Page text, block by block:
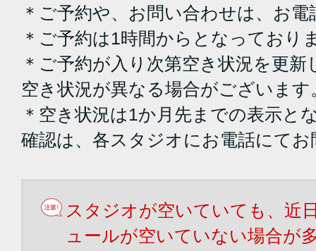
＊ご予約や、お問い合わせは、お
＊ご予約は1時間からとなっており
＊ご予約が入り次第空き状況を更
空き状況が異なる場合がございます
＊空き状況は1か月先までの表示と
確認は、各スタジオにお電話にて
スタジオが空いていても、近
ュールが空いていない場合が